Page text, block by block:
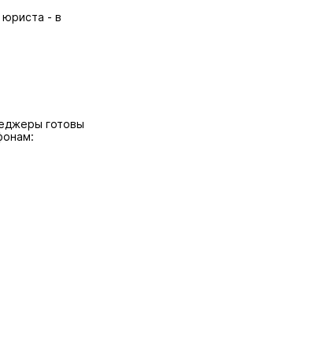
- в
готовы